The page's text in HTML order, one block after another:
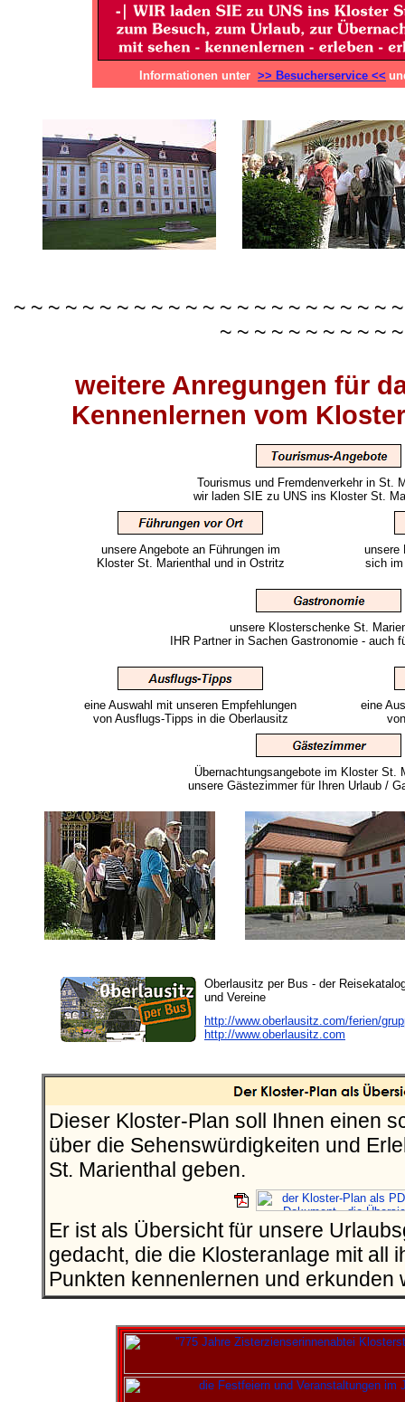
Informationen unter >> Besucherservice <<
~ ~ ~ ~ ~ ~ ~ ~ ~ ~ ~ ~ ~ ~ ~ ~ ~ ~ ~ ~ ~ ~
~ ~ ~ ~ ~ ~ ~ ~ ~ ~
weitere Anregungen für
Kennenlernen vom
Tourismus und Fremdenverkehr in St.
wir laden SIE zu UNS ins Kloster St.
unsere Angebote an Führungen im
Kloster St. Marienthal und in Ostritz
unsere
sich im
unsere Klosterschenke St.
IHR Partner in Sachen Gastronomie - auch
eine Auswahl mit unseren Empfehlungen
von Ausflugs-Tipps in die Oberlausitz
eine
Übernachtungsangebote im Kloster St.
unsere Gästezimmer für Ihren Urlaub /
Oberlausitz per Bus - der
und Vereine
http://www.oberlausitz.com/ferien/
http://www.oberlausitz.com
Dieser Kloster-Plan soll Ihnen einen
über die Sehenswürdigkeiten und
St. Marienthal geben.
Er ist als Übersicht für unsere
gedacht, die die Klosteranlage mit all
Punkten kennenlernen und erkunden